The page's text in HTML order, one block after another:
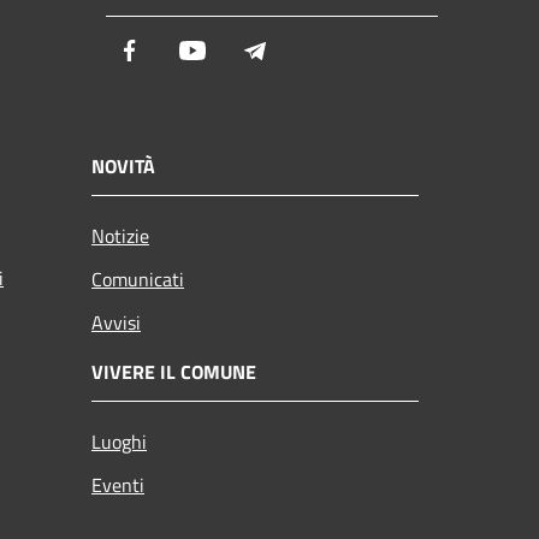
Facebook Youtube
NOVITÀ
Notizie
Comunicati
Avvisi
VIVERE IL COMUNE
Luoghi
Eventi